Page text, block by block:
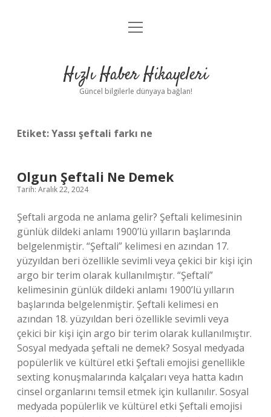
Anasayfa
Yasal Uyarı
menüyü
Hızlı Haber Hikayeleri
Güncel bilgilerle dünyaya bağlan!
Etiket:Yassı şeftali farkı ne
Olgun Şeftali Ne Demek
Tarih: Aralık 22, 2024
Şeftali argoda ne anlama gelir? Şeftali kelimesinin
günlük dildeki anlamı 1900’lü yılların başlarında
belgelenmiştir. “Şeftali” kelimesi en azından 17.
yüzyıldan beri özellikle sevimli veya çekici bir kişi için
argo bir terim olarak kullanılmıştır. “Şeftali”
kelimesinin günlük dildeki anlamı 1900’lü yılların
başlarında belgelenmiştir. Şeftali kelimesi en
azından 18. yüzyıldan beri özellikle sevimli veya
çekici bir kişi için argo bir terim olarak kullanılmıştır.
Sosyal medyada şeftali ne demek? Sosyal medyada
popülerlik ve kültürel etki Şeftali emojisi genellikle
sexting konuşmalarında kalçaları veya hatta kadın
cinsel organlarını temsil etmek için kullanılır. Sosyal
medyada popülerlik ve kültürel etki Şeftali emojisi